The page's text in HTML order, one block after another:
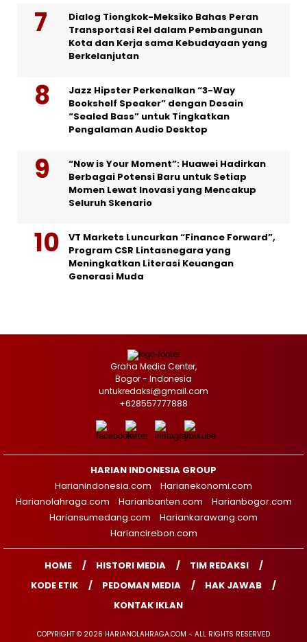
Dialog Tiongkok-Meksiko Bahas Peran
Transportasi Rel dalam Pembangunan
Kota dan Kerja sama Kebudayaan yang
Berkelanjutan
Jazz Hipster Perkenalkan “3-Way
Bookshelf Speaker” dengan Desain
“Sealed Bass” untuk Tingkatkan
Pengalaman Audio Desktop
“Now is Your Moment”: Huawei Hadirkan
Berbagai Potensi Baru untuk Setiap
Momen Lewat Inovasi yang Mencakup
Seluruh Skenario
VT Markets Luncurkan “Finance Forward”,
Program CSR Lintasnegara yang
Meningkatkan Literasi Keuangan
Generasi Muda
Graha Media Center,
Bogor - Indonesia
untukredaksi@gmail.com
+628557777888
HARIAN INDONESIA GROUP
Harianindonesia.com
Harianekonomi.com
Harianolahraga.com
Harianbanten.com
Harianbogor.com
Hariansumedang.com
Hariankarawang.com
Hariancirebon.com
HOME HISTORI MEDIA
TIM REDAKSI
KODE ETIK
PEDOMAN MEDIA
HAK JAWAB
KONTAK IKLAN
COPYRIGHT © 2026 HARIANOLAHRAGA.COM - ALL RIGHTS RESERVED